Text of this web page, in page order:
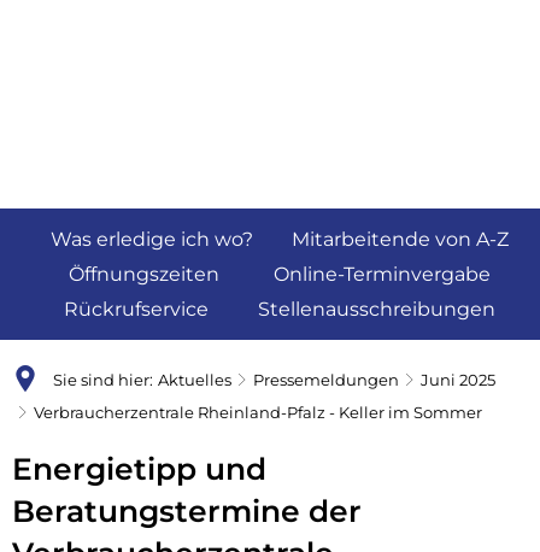
Was erledige ich wo?
Mitarbeitende von A-Z
Öffnungszeiten
Online-Terminvergabe
Rückrufservice
Stellenausschreibungen
Sie sind hier: Aktuelles Pressemeldungen
Juni 2025
Verbraucherzentrale Rheinland-Pfalz - Keller im Sommer
Energietipp und
Beratungstermine der